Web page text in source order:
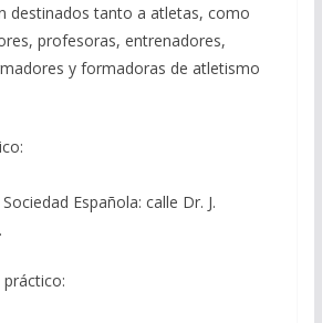
destinados tanto a atletas, como
profesoras, entrenadores,
y formadoras de atletismo
Española: calle Dr. J.